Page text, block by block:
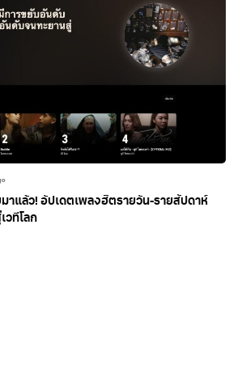
มาแล้ว! อัปเดตเพลงฮิตรายวัน-รายสัปดาห์
วทีโลก